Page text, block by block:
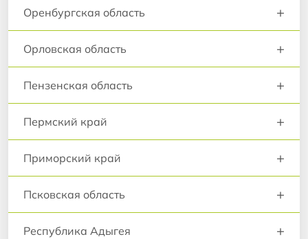
Оренбургская область +
Орловская область +
Пензенская область +
Пермский край +
Приморский край +
Псковская область +
Республика Адыгея +